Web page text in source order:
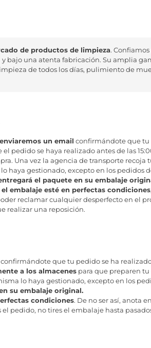
de productos de limpieza.
bajo una atenta fabricación. Su amplia
de todos los días, pulimiento de
un email confirmándote que tu
pedido se haya realizado antes de las
Una vez la agencia de transporte
haya gestionado, excepto en los pedidos
el paquete en su embalaje
el embalaje esté en perfectas condiciones
reclamar cualquier desperfecto en el
realizar una reposición.
confirmándote que tu pedido se ha
a los almacenespara que preparen tu
lo haya gestionado, excepto en los
su embalaje original.
condiciones. De no ser así, anota
pedido, no tires el embalaje hasta